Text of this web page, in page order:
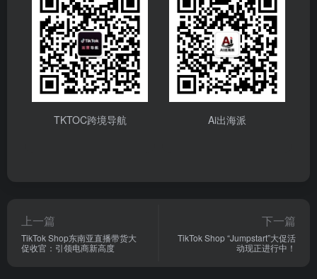
TKTOC跨境导航 Ai出海派
上一篇
TikTok Shop东南亚直播带货大
促收官：引领电商新高度
下一篇
TikTok Shop “Jumpstart”大促活
动现正进行中！